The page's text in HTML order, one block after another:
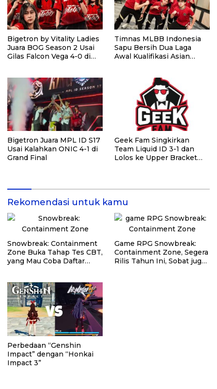
Bigetron by Vitality Ladies
Juara BOG Season 2 Usai
Gilas Falcon Vega 4-0 di
Timnas MLBB Indonesia
Sapu Bersih Dua Laga
Awal Kualifikasi Asian
Bigetron Juara MPL ID S17
Usai Kalahkan ONIC 4-1 di
Grand Final
Geek Fam Singkirkan
Team Liquid ID 3-1 dan
Lolos ke Upper Bracket
Rekomendasi untuk kamu
Snowbreak: Containment
Zone Buka Tahap Tes CBT,
yang Mau Coba Daftar
Game RPG Snowbreak:
Containment Zone, Segera
Rilis Tahun Ini, Sobat juga
Perbedaan “Genshin
Impact” dengan “Honkai
Impact 3”